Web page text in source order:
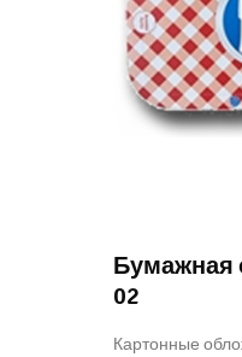
Бумажная
02
Картонные